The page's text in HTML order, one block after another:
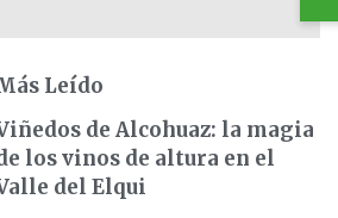
Leído
de Alcohuaz: la magia
los vinos de altura en el
del Elqui